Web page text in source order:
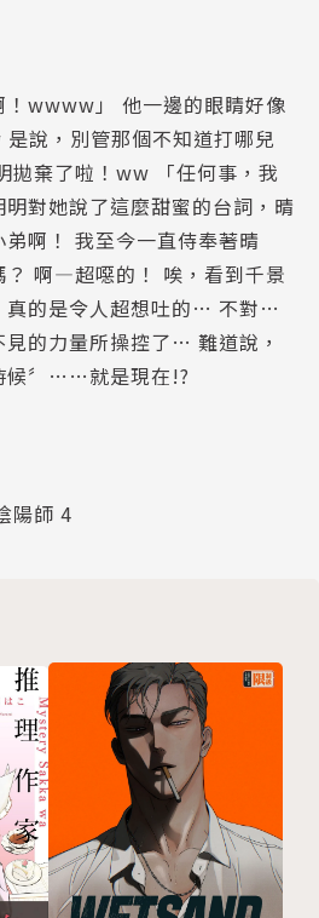
！wwww」 他一邊的眼睛好像
說，別管那個不知道打哪兒
拋棄了啦！ww 「任何事，我
對她說了這麼甜蜜的台詞，晴
啊！ 我至今一直侍奉著晴
？ 啊—超噁的！ 唉，看到千景
真的是令人超想吐的… 不對…
的力量所操控了… 難道說，
候〞……就是現在!?
陽師 4